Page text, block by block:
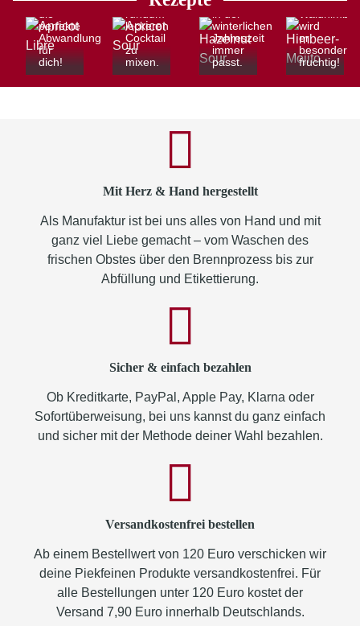
perfekte
Abwandlung
für
dich!
leckeren
Cocktail
zu
mixen.
winterlichen
Jahreszeit
immer
passt.
wird
er
besonders
fruchtig!
Mit Herz & Hand hergestellt
Als Manufaktur ist bei uns alles von Hand und mit
ganz viel Liebe gemacht – vom Waschen des
frischen Obstes über den Brennprozess bis zur
Abfüllung und Etikettierung.
Sicher & einfach bezahlen
Ob Kreditkarte, PayPal, Apple Pay, Klarna oder
Sofortüberweisung, bei uns kannst du ganz einfach
und sicher mit der Methode deiner Wahl bezahlen.
Versandkostenfrei bestellen
Ab einem Bestellwert von 120 Euro verschicken wir
deine Piekfeinen Produkte versandkostenfrei. Für
alle Bestellungen unter 120 Euro kostet der
Versand 7,90 Euro innerhalb Deutschlands.